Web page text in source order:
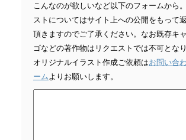
こんなのが欲しいなど以下のフォームから
ストについてはサイト上への公開をもって
頂きますのでご了承ください。なお既存キ
ゴなどの著作物はリクエストでは不可となり
オリジナルイラスト作成ご依頼はお問い合
ーム よりお願いします。